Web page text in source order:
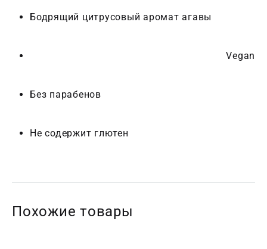
Бодрящий цитрусовый аромат агавы
Vegan
Без парабенов
Не содержит глютен
Похожие товары